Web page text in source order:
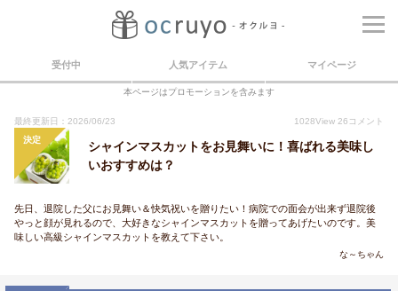
受付中 人気アイテム マイページ
本ページはプロモーションを含みます
最終更新日：2026/06/23 1028View 26 コメント
決定
シャインマスカットをお見舞いに！喜ばれる美味し
いおすすめは？
先日、退院した父にお見舞い＆快気祝いを贈りたい！病院での面会が出来ず退院後
やっと顔が見れるので、大好きなシャインマスカットを贈ってあげたいのです。美
味しい高級シャインマスカットを教えて下さい。
な～ちゃん